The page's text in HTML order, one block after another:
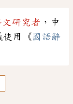
研究者 ，中
使用《 國語辭